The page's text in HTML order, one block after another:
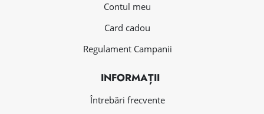
Contul meu
Card cadou
Regulament Campanii
INFORMAȚII
Întrebări frecvente